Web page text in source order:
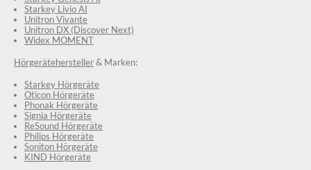
Starkey Livio AI
Unitron Vivante
Unitron DX (Discover Next)
Widex MOMENT
Hörgerätehersteller& Marken:
Starkey Hörgeräte
Oticon Hörgeräte
Phonak Hörgeräte
Signia Hörgeräte
ReSound Hörgeräte
Philips Hörgeräte
Soniton Hörgeräte
KIND Hörgeräte